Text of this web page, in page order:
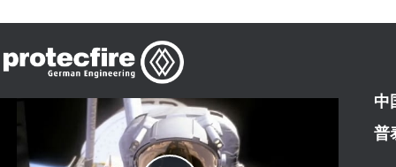
中
普